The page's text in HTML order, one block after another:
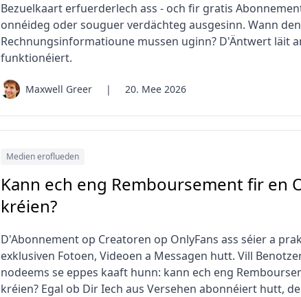
Bezuelkaart erfuerderlech ass - och fir gratis
onnéideg oder souguer verdächteg ausgesinn. Wann
Rechnungsinformatioune mussen uginn? D'Äntwert läit
funktionéiert.
Maxwell Greer | 20. Mee 2026
Medien eroflueden
Kann ech eng Remboursement fir en
kréien?
D'Abonnement op Creatoren op OnlyFans ass séier a
exklusiven Fotoen, Videoen a Messagen hutt. Vill
nodeems se eppes kaaft hunn: kann ech eng
kréien? Egal ob Dir Iech aus Versehen abonnéiert hutt,